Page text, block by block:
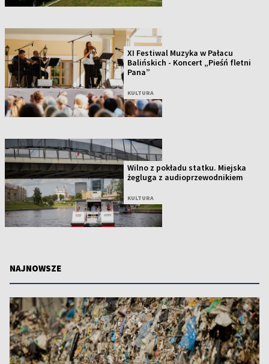
XI Festiwal Muzyka w Pałacu
Balińskich - Koncert „Pieśń fletni
Pana”
KULTURA
Wilno z pokładu statku. Miejska
żegluga z audioprzewodnikiem
KULTURA
NAJNOWSZE